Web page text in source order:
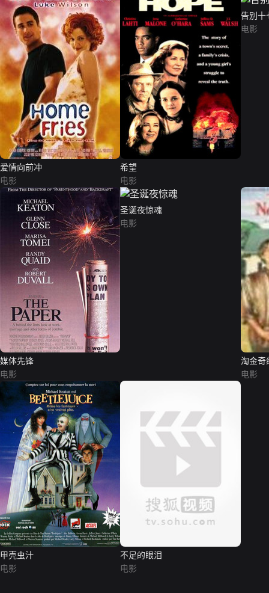
爱情向前冲
电影
希望
电影
告别十
电影
媒体先锋
电影
圣诞夜惊魂
电影
淘金奇
电影
甲壳虫汁
电影
不足的眼泪
电影